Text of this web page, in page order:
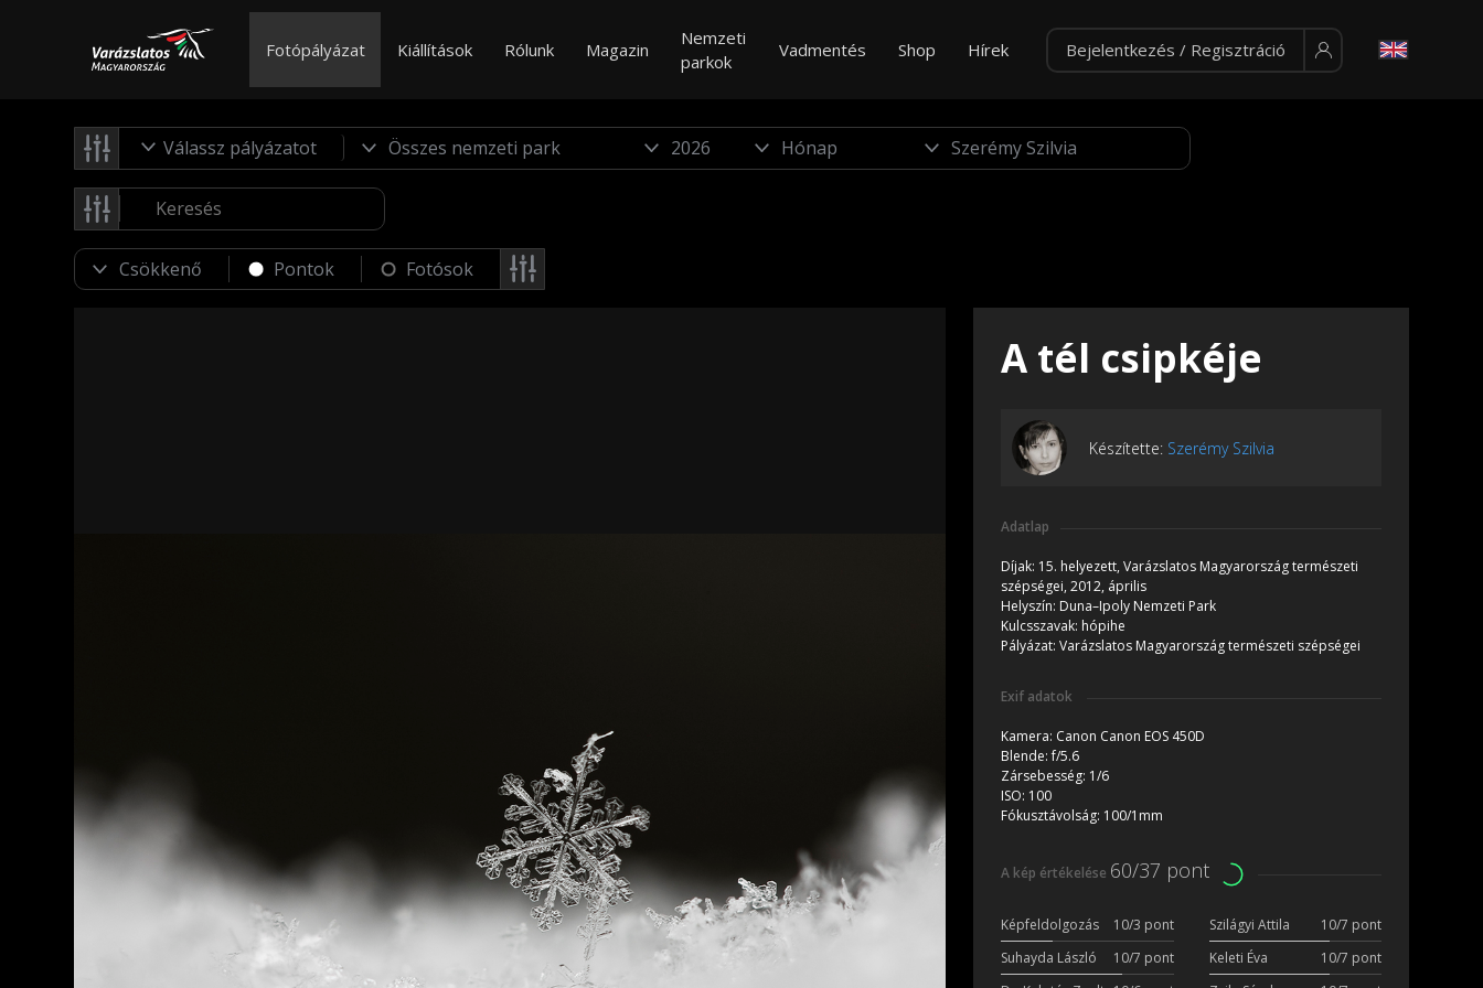
Fotópályázat Kiállítások Rólunk Magazin
Nemzeti
parkok
Vadmentés Shop Hírek Bejelentkezés / Regisztráció
Válassz pályázatot
Pontok Fotósok
A tél csipkéje
Készítette: Szerémy Szilvia
Adatlap
Díjak: 15. helyezett, Varázslatos Magyarország természeti
szépségei, 2012, április
Helyszín: Duna–Ipoly Nemzeti Park
Kulcsszavak: hópihe
Pályázat: Varázslatos Magyarország természeti szépségei
Exif adatok
Kamera: Canon Canon EOS 450D
Blende:f/5.6
Zársebesség: 1/6
ISO: 100
Fókusztávolság: 100/1mm
A kép értékelése 60/37 pont
Képfeldolgozás 10/3 pont Szilágyi Attila
10/7 pont
Suhayda László
10/7 pont Keleti Éva
10/7 pont